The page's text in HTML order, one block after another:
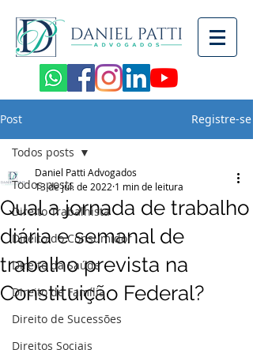
Post Registre-se
Todos posts
Direito Trabalhista
Direito do Consumidor
Direito da Saúde
Direito de Família
Direito de Sucessões
Direitos Sociais
Todos posts
Qual a jornada de trabalho
diária e semanal de
trabalho prevista na
Constituição Federal?
Daniel Patti Advogados
13 de jul. de 2022 1 min de leitura